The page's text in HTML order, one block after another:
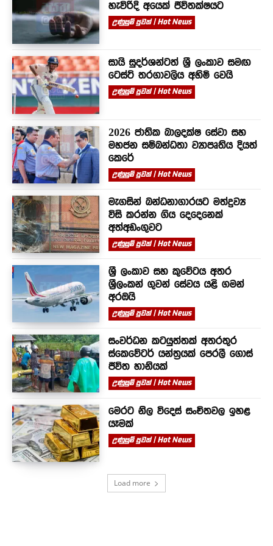
හැවිරිදි අයෙක් ජීවිතක්ෂයට
උණුසුම් පුවත් | Hot News
සායි සුදර්ශන්ටත් ශ්‍රී ලංකාව සමඟ
ටෙස්ට් තරගාවලිය අහිමි වෙයි
උණුසුම් පුවත් | Hot News
2026 ජාතික බාලදක්ෂ සේවා සහ
මහජන සම්බන්ධතා ව්‍යාපෘතිය දියත්
කෙරේ
උණුසුම් පුවත් | Hot News
මැගසින් බන්ධනාගාරයට මත්ද්‍රව්‍ය
විසි කරන්න ගිය දෙදෙනෙක්
අත්අඩංගුවට
උණුසුම් පුවත් | Hot News
ශ්‍රී ලංකාව සහ කුවේටය අතර
ශ්‍රීලංකන් ගුවන් සේවය යළි ගමන්
අරඹයි
උණුසුම් පුවත් | Hot News
සංවර්ධන කටයුත්තක් අතරතුර
ස්කෙවේටර් යන්ත්‍රයක් පෙරලී ගොස්
ජීවිත හානියක්
උණුසුම් පුවත් | Hot News
මෙරට නිල විදෙස් සංචිතවල ඉහළ
යෑමක්
උණුසුම් පුවත් | Hot News
Load more